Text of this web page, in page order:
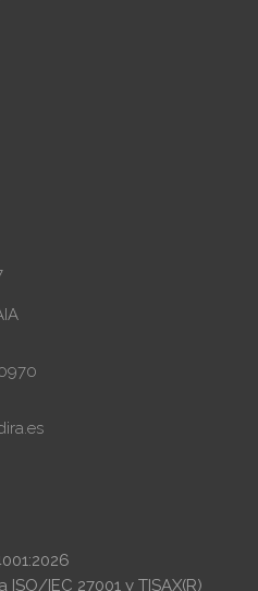
IEC 27001 y TISAX(R)